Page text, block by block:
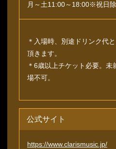
月～土11:00～18:00※祝日除
＊入場時、別途ドリンク代
頂きます。
＊6歳以上チケット必要。未
場不可。
公式サイト
https://www.clarismusic.jp/